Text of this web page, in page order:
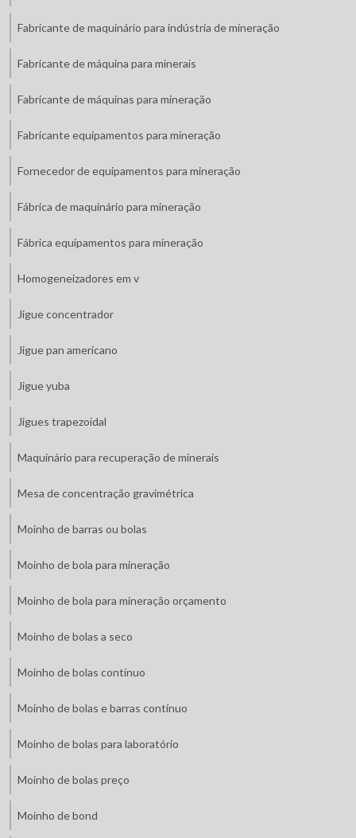
Fabricante de maquinário para indústria de mineração
Fabricante de máquina para minerais
Fabricante de máquinas para mineração
Fabricante equipamentos para mineração
Fornecedor de equipamentos para mineração
Fábrica de maquinário para mineração
Fábrica equipamentos para mineração
Homogeneizadores em v
Jigue concentrador
Jigue pan americano
Jigue yuba
Jigues trapezoidal
Maquinário para recuperação de minerais
Mesa de concentração gravimétrica
Moinho de barras ou bolas
Moinho de bola para mineração
Moinho de bola para mineração orçamento
Moinho de bolas a seco
Moinho de bolas contínuo
Moinho de bolas e barras contínuo
Moinho de bolas para laboratório
Moinho de bolas preço
Moinho de bond